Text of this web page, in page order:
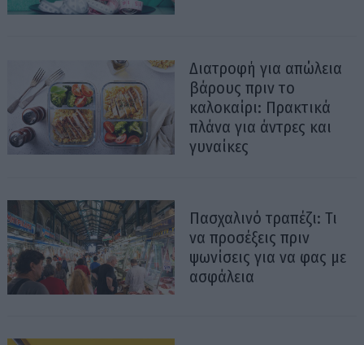
Διατροφή για απώλεια
βάρους πριν το
καλοκαίρι: Πρακτικά
πλάνα για άντρες και
γυναίκες
Πασχαλινό τραπέζι: Τι
να προσέξεις πριν
ψωνίσεις για να φας με
ασφάλεια